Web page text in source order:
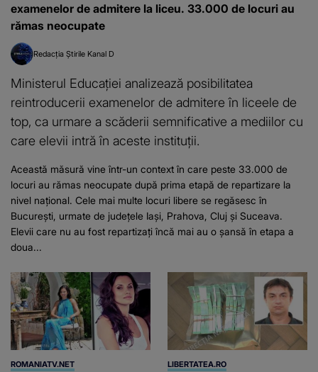
examenelor de admitere la liceu. 33.000 de locuri au
rămas neocupate
Redacția Știrile Kanal D
Ministerul Educației analizează posibilitatea
reintroducerii examenelor de admitere în liceele de
top, ca urmare a scăderii semnificative a mediilor cu
care elevii intră în aceste instituții.
Această măsură vine într-un context în care peste 33.000 de
locuri au rămas neocupate după prima etapă de repartizare la
nivel național. Cele mai multe locuri libere se regăsesc în
București, urmate de județele Iași, Prahova, Cluj și Suceava.
Elevii care nu au fost repartizați încă mai au o șansă în etapa a
doua...
ROMANIATV.NET LIBERTATEA.RO